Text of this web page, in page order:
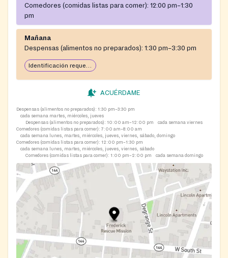
Comedores (comidas listas para comer): 12:00 pm–1:30
pm
Mañana
Despensas (alimentos no preparados): 1:30 pm–3:30 pm
Identificación requerida
ACUÉRDAME
Despensas (alimentos no preparados): 1:30 pm–3:30 pm
cada semana martes, miércoles, jueves
Despensas (alimentos no preparados): 10:00 am–12:00 pm
cada semana viernes
Comedores (comidas listas para comer): 7:00 am–8:00 am
cada semana lunes, martes, miércoles, jueves, viernes, sábado, domingo
Comedores (comidas listas para comer): 12:00 pm–1:30 pm
cada semana lunes, martes, miércoles, jueves, viernes, sábado
Comedores (comidas listas para comer): 1:00 pm–2:00 pm cada semana domingo